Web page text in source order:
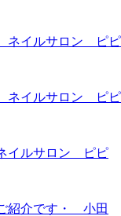
ネイルサロン ピピ
ネイルサロン ピピ
イルサロン ピピ
紹介です・ 小田